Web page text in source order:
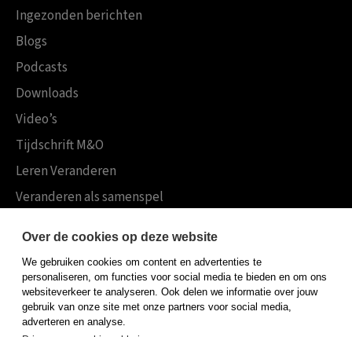
Ingezonden berichten
Blogs
Podcasts
Downloads
Video’s
Tijdschrift M&O
Leren Veranderen
Veranderen als samenspel
Koninklijke Boom uitgevers
Boom Psychologie
Boom Hoger Onderwijs
Over de cookies op deze website
We gebruiken cookies om content en advertenties te
personaliseren, om functies voor social media te bieden en om ons
websiteverkeer te analyseren. Ook delen we informatie over jouw
gebruik van onze site met onze partners voor social media,
adverteren en analyse.